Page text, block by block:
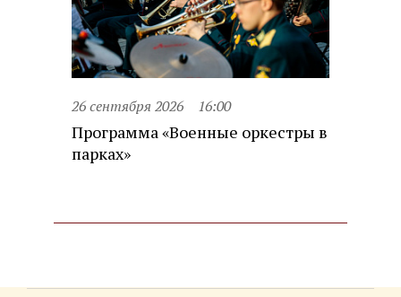
26 сентября 2026 16:00
Программа «Военные оркестры в
парках»